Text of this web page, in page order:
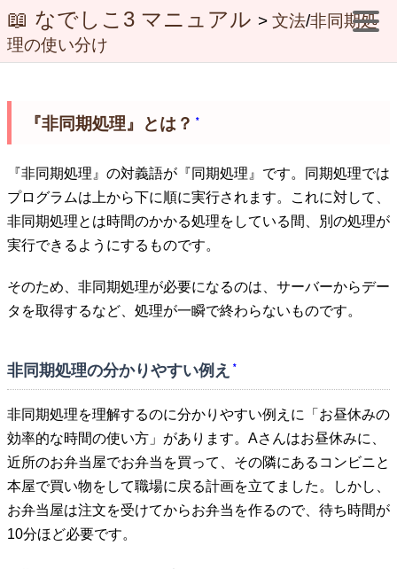
📖 なでしこ3 マニュアル > 文法/非同期処
理の使い分け
『非同期処理』とは？ *
『非同期処理』の対義語が『同期処理』です。同期処理では
プログラムは上から下に順に実行されます。これに対して、
非同期処理とは時間のかかる処理をしている間、別の処理が
実行できるようにするものです。
そのため、非同期処理が必要になるのは、サーバーからデー
タを取得するなど、処理が一瞬で終わらないものです。
非同期処理の分かりやすい例え *
非同期処理を理解するのに分かりやすい例えに「お昼休みの
効率的な時間の使い方」があります。Aさんはお昼休みに、
近所のお弁当屋でお弁当を買って、その隣にあるコンビニと
本屋で買い物をして職場に戻る計画を立てました。しかし、
お弁当屋は注文を受けてからお弁当を作るので、待ち時間が
10分ほど必要です。